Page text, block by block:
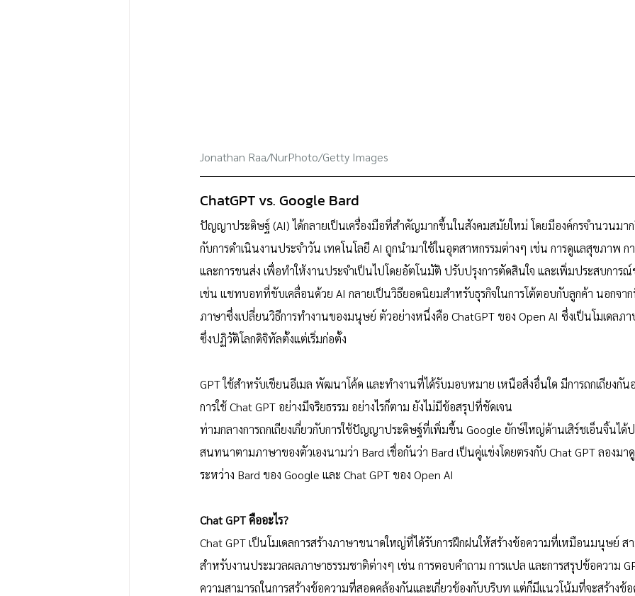
Jonathan Raa/NurPhoto/Getty Images
ChatGPT vs. Google Bard
ปัญญาประดิษฐ์ (AI) ได้กลายเป็นเครื่องมือที่สำคัญมากขึ้นในสังคมสมัยใหม่ โดยมีองค์กรจำนวนมาก
กับการดำเนินงานประจำวัน เทคโนโลยี AI ถูกนำมาใช้ในอุตสาหกรรมต่างๆ เช่น การดูแลสุขภาพ กา
และการขนส่ง เพื่อทำให้งานประจำเป็นไปโดยอัตโนมัติ ปรับปรุงการตัดสินใจ และเพิ่มประสบการณ์
เช่น แชทบอทที่ขับเคลื่อนด้วย AI กลายเป็นวิธียอดนิยมสำหรับธุรกิจในการโต้ตอบกับลูกค้า นอกจาก
ภาษาซึ่งเปลี่ยนวิธีการทำงานของมนุษย์ ตัวอย่างหนึ่งคือ ChatGPT ของ Open AI ซึ่งเป็นโมเดล
ซึ่งปฏิวัติโลกดิจิทัลตั้งแต่เริ่มก่อตั้ง
GPT ใช้สำหรับเขียนอีเมล พัฒนาโค้ด และทำงานที่ได้รับมอบหมาย เหนือสิ่งอื่นใด มีการถกเถียงกัน
การใช้ Chat GPT อย่างมีจริยธรรม อย่างไรก็ตาม ยังไม่มีข้อสรุปที่ชัดเจน
ท่ามกลางการถกเถียงเกี่ยวกับการใช้ปัญญาประดิษฐ์ที่เพิ่มขึ้น Google ยักษ์ใหญ่ด้านเสิร์ชเอ็นจิ้นได้ป
สนทนาตามภาษาของตัวเองนามว่า Bard เชื่อกันว่า Bard เป็นคู่แข่งโดยตรงกับ Chat GPT ลองมา
ระหว่าง Bard ของ Google และ Chat GPT ของ Open AI
Chat GPT คืออะไร?
Chat GPT เป็นโมเดลการสร้างภาษาขนาดใหญ่ที่ได้รับการฝึกฝนให้สร้างข้อความที่เหมือนมนุษย์ ส
สำหรับงานประมวลผลภาษาธรรมชาติต่างๆ เช่น การตอบคำถาม การแปล และการสรุปข้อความ
ความสามารถในการสร้างข้อความที่สอดคล้องกันและเกี่ยวข้องกับบริบท แต่ก็มีแนวโน้มที่จะสร้างข้